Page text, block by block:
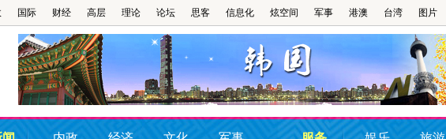
国际 财经 高层 理论 论坛 思客 信息化 炫空间 军事 港澳 台湾 图片